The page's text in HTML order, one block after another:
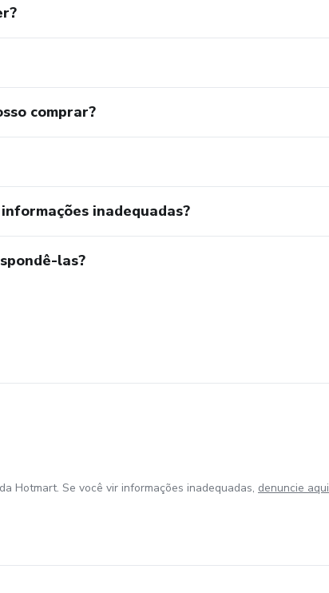
comprar?
inadequadas?
las?
Hotmart. Se você vir informações inadequadas, denuncie aqui